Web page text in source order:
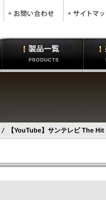
【YouTube】サンテレビ The